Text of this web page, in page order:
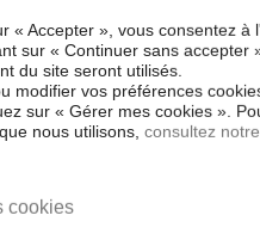
LA LIBERTÉ !
intissé spécial et de haute qualité
reproduits. Grâce à une
de l'environnement, vous
UV, inodore et 100 % sûr,
un moyen simple et pas cher de
goût.
« Accepter », vous consentez
sur « Continuer sans accepter
du site seront utilisés.
modifier vos préférences
sur « Gérer mes cookies ».
nous utilisons, consultez
cookies